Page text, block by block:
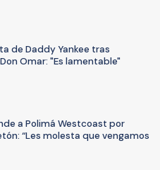
de Daddy Yankee tras
Omar: "Es lamentable"
a Polimá Westcoast por
“Les molesta que vengamos